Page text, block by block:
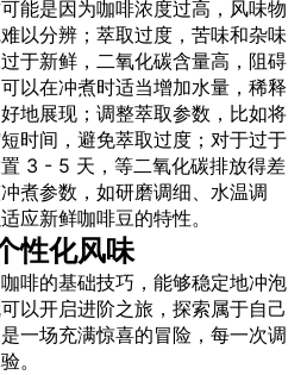
能是因为咖啡浓度过高，风味物
以分辨；萃取过度，苦味和杂味
于新鲜，二氧化碳含量高，阻碍
以在冲煮时适当增加水量，稀释
地展现；调整萃取参数，比如将
时间，避免萃取过度；对于过于
3 - 5 天，等二氧化碳排放得差
煮参数，如研磨调细、水温调
应新鲜咖啡豆的特性。
性化风味
啡的基础技巧，能够稳定地冲泡
以开启进阶之旅，探索属于自己
一场充满惊喜的冒险，每一次调
。